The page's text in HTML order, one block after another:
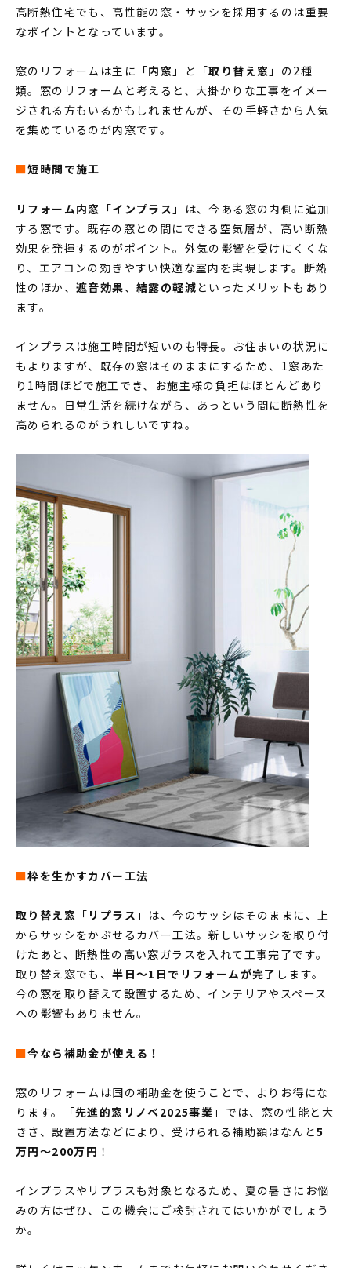
高断熱住宅でも、高性能の窓・サッシを採用するのは重要
なポイントとなっています。
窓のリフォームは主に「内窓 」と「取り替え窓 」の2種
類。窓のリフォームと考えると、大掛かりな工事をイメー
ジされる方もいるかもしれませんが、その手軽さから人気
を集めているのが内窓です。
■短時間で施工
リフォーム内窓 「インプラス 」は、今ある窓の内側に追加
する窓です。既存の窓との間にできる空気層が、高い断熱
効果を発揮するのがポイント。外気の影響を受けにくくな
り、エアコンの効きやすい快適な室内を実現します。断熱
性のほか、 遮音効果、結露の軽減といったメリットもあり
ます。
インプラスは施工時間が短いのも特長。お住まいの状況に
もよりますが、既存の窓はそのままにするため、1窓あた
り1時間ほどで施工でき、お施主様の負担はほとんどあり
ません。日常生活を続けながら、あっという間に断熱性を
高められるのがうれしいですね。
■枠を生かすカバー工法
取り替え窓 「 リプラス 」は、今のサッシはそのままに、上
からサッシをかぶせるカバー工法。新しいサッシを取り付
けたあと、断熱性の高い窓ガラスを入れて工事完了です。
取り替え窓でも、半日～1日でリフォームが完了 します。
今の窓を取り替えて設置するため、インテリアやスペース
への影響もありません。
■今なら補助金が使える！
窓のリフォームは国の補助金を使うことで、よりお得にな
ります。「先進的窓リノベ2025事業 」では、窓の性能と大
きさ、設置方法などにより、受けられる補助額はなんと5
万円～200万円 ！
インプラスやリプラスも対象となるため、夏の暑さにお悩
みの方はぜひ、この機会にご検討されてはいかがでしょう
か。